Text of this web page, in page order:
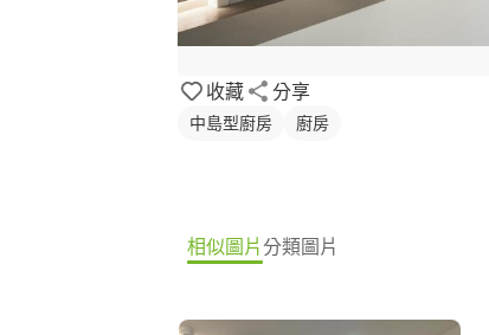
收藏 分享
中島型廚房 廚房
相似圖片分類圖片